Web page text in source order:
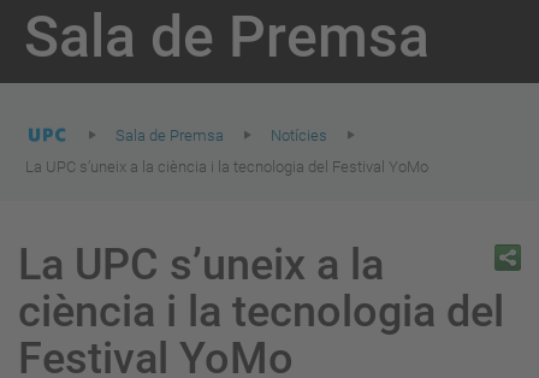
de
Catalunya
Sala de Premsa
here:
Sala de Premsa
Notícies
La UPC s’uneix a la ciència i la tecnologia del Festival YoMo
La UPC s’uneix a la
ciència i la tecnologia del
Festival YoMo